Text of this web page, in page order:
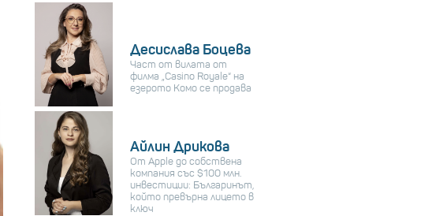
Десислава Боцева
Част от вилата от
филма „Casino Royale“ на
езерото Комо се продава
Айлин Дрикова
От Apple до собствена
компания със $100 млн.
инвестиции: Българинът,
който превърна лицето в
ключ